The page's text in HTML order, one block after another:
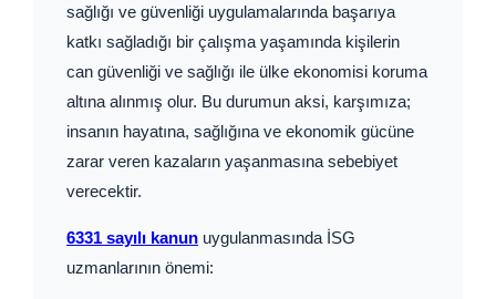
sağlığı ve güvenliği uygulamalarında başarıya
katkı sağladığı bir çalışma yaşamında kişilerin
can güvenliği ve sağlığı ile ülke ekonomisi koruma
altına alınmış olur. Bu durumun aksi, karşımıza;
insanın hayatına, sağlığına ve ekonomik gücüne
zarar veren kazaların yaşanmasına sebebiyet
verecektir.
6331 sayılı kanun uygulanmasında İSG
uzmanlarının önemi: